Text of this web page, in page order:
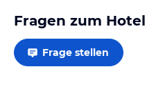
Fragen zum Hotel
Frage stellen